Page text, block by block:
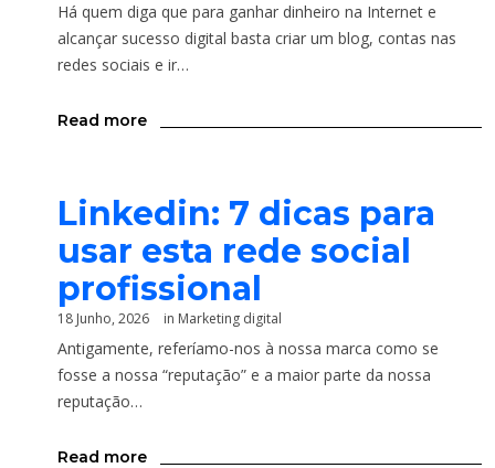
Há quem diga que para ganhar dinheiro na Internet e
alcançar sucesso digital basta criar um blog, contas nas
redes sociais e ir…
Read more
Linkedin: 7 dicas para
usar esta rede social
profissional
18 Junho, 2026 in Marketing digital
Antigamente, referíamo-nos à nossa marca como se
fosse a nossa “reputação” e a maior parte da nossa
reputação…
Read more